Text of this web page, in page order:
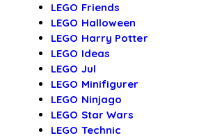
LEGO Friends
LEGO Halloween
LEGO Harry Potter
LEGO Ideas
LEGO Jul
LEGO Minifigurer
LEGO Ninjago
LEGO Star Wars
LEGO Technic